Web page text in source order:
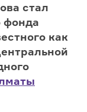
стал
фонда
как